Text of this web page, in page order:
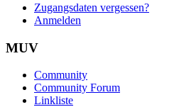
Zugangsdaten vergessen?
Anmelden
MUV
Community
Community Forum
Linkliste